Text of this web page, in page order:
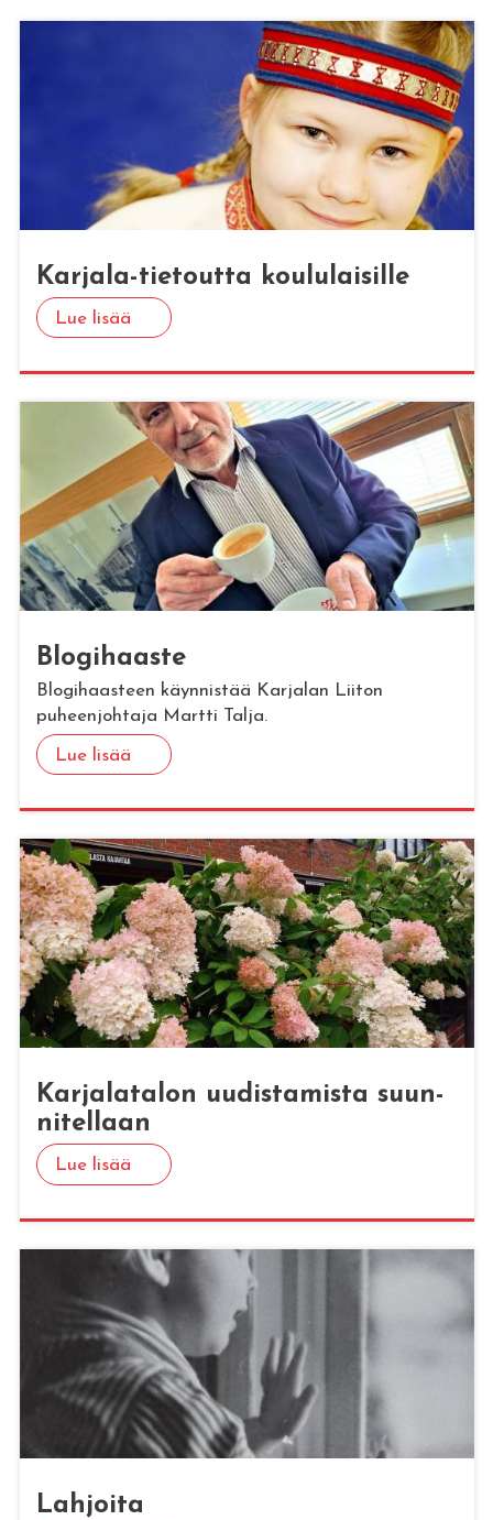
Kar­ja­la-tie­tout­ta kou­lu­lai­sil­le
Lue lisää
Blo­gi­haas­te
Blogihaasteen käynnistää Karjalan Liiton
puheenjohtaja Martti Talja.
Lue lisää
Kar­ja­la­ta­lon uu­dis­ta­mis­ta suun­
ni­tel­laan
Lue lisää
Lah­joi­ta